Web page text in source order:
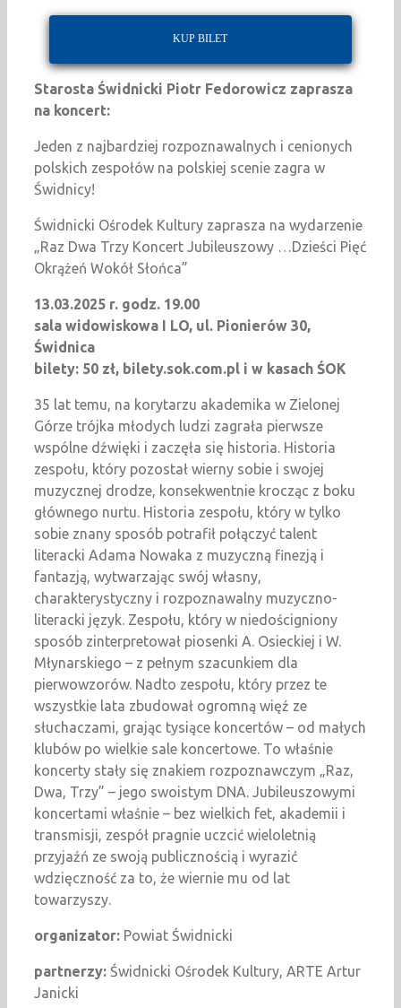
KUP BILET
Starosta Świdnicki Piotr Fedorowicz zaprasza
na koncert:
Jeden z najbardziej rozpoznawalnych i cenionych
polskich zespołów na polskiej scenie zagra w
Świdnicy!
Świdnicki Ośrodek Kultury zaprasza na wydarzenie
„Raz Dwa Trzy Koncert Jubileuszowy …Dzieści Pięć
Okrążeń Wokół Słońca”
13.03.2025 r. godz. 19.00
sala widowiskowa I LO, ul. Pionierów 30,
Świdnica
bilety: 50 zł, bilety.sok.com.pl i w kasach ŚOK
35 lat temu, na korytarzu akademika w Zielonej
Górze trójka młodych ludzi zagrała pierwsze
wspólne dźwięki i zaczęła się historia. Historia
zespołu, który pozostał wierny sobie i swojej
muzycznej drodze, konsekwentnie krocząc z boku
głównego nurtu. Historia zespołu, który w tylko
sobie znany sposób potrafił połączyć talent
literacki Adama Nowaka z muzyczną finezją i
fantazją, wytwarzając swój własny,
charakterystyczny i rozpoznawalny muzyczno-
literacki język. Zespołu, który w niedościgniony
sposób zinterpretował piosenki A. Osieckiej i W.
Młynarskiego – z pełnym szacunkiem dla
pierwowzorów. Nadto zespołu, który przez te
wszystkie lata zbudował ogromną więź ze
słuchaczami, grając tysiące koncertów – od małych
klubów po wielkie sale koncertowe. To właśnie
koncerty stały się znakiem rozpoznawczym „Raz,
Dwa, Trzy” – jego swoistym DNA. Jubileuszowymi
koncertami właśnie – bez wielkich fet, akademii i
transmisji, zespół pragnie uczcić wieloletnią
przyjaźń ze swoją publicznością i wyrazić
wdzięczność za to, że wiernie mu od lat
towarzyszy.
organizator: Powiat Świdnicki
partnerzy: Świdnicki Ośrodek Kultury, ARTE Artur
Janicki